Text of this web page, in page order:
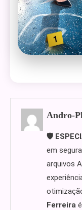
Andro-
🛡️
em
arquivos
Ferreira